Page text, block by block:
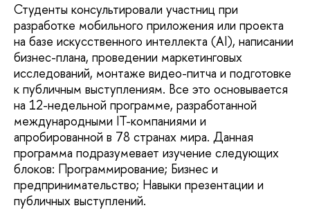
Студенты консультировали участниц при
разработке мобильного приложения или проекта
на базе искусственного интеллекта (AI), написании
бизнес-плана, проведении маркетинговых
исследований, монтаже видео-питча и подготовке
к публичным выступлениям. Все это основывается
на 12-недельной программе, разработанной
международными IT-компаниями и
апробированной в 78 странах мира. Данная
программа подразумевает изучение следующих
блоков: Программирование; Бизнес и
предпринимательство; Навыки презентации и
публичных выступлений.